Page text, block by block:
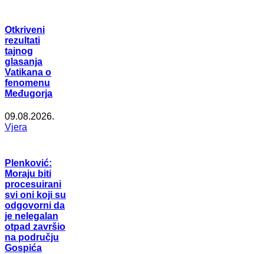
Otkriveni
rezultati
tajnog
glasanja
Vatikana o
fenomenu
Međugorja
09.08.2026.
Vjera
Plenković:
Moraju biti
procesuirani
svi oni koji su
odgovorni da
je nelegalan
otpad završio
na području
Gospića